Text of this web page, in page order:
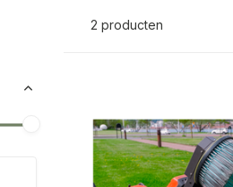
2 producten